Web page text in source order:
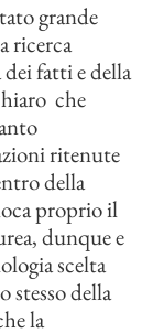
grande
ricerca
fatti e della
che
ritenute
della
proprio il
dunque e
scelta
stesso della
la